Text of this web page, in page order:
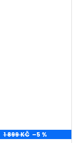
1 899 KČ –5 %